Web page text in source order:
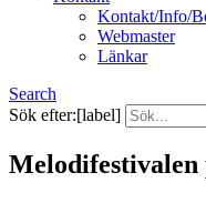
Kontakt/Info/
Webmaster
Länkar
Search
Sök efter:[label]
Melodifestivalen